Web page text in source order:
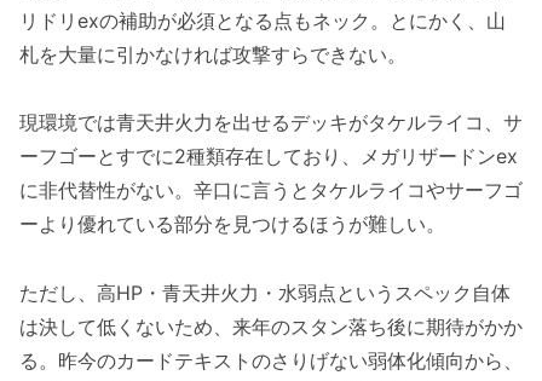
リドリexの補助が必須となる点もネック。とにかく、山
札を大量に引かなければ攻撃すらできない。
現環境では青天井火力を出せるデッキがタケルライコ、サ
ーフゴーとすでに2種類存在しており、メガリザードンex
に非代替性がない。辛口に言うとタケルライコやサーフゴ
ーより優れている部分を見つけるほうが難しい。
ただし、高HP・青天井火力・水弱点というスペック自体
は決して低くないため、来年のスタン落ち後に期待がかか
る。昨今のカードテキストのさりげない弱体化傾向から、